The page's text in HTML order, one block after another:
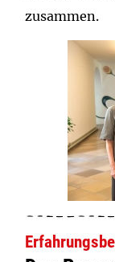
zusammen.